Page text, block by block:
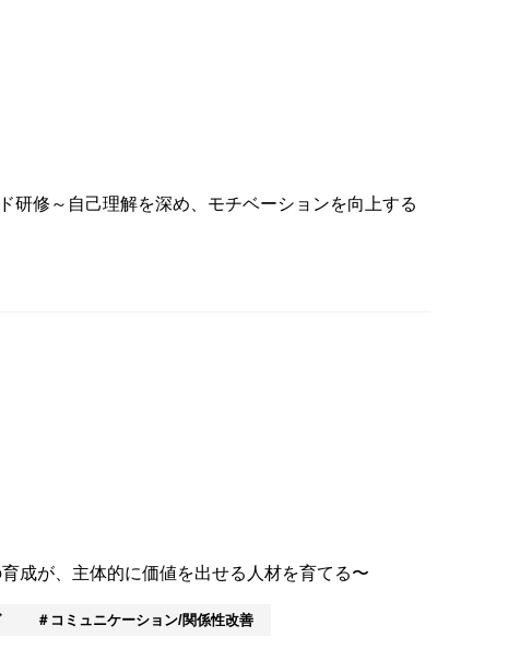
研修～自己理解を深め、モチベーションを向上する
成が、主体的に価値を出せる人材を育てる〜
コミュニケーション/関係性改善